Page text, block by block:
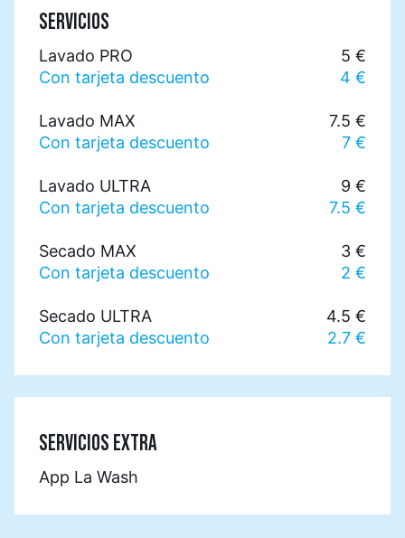
SERVICIOS
Lavado PRO
5 €
Con tarjeta descuento
4 €
Lavado MAX
7.5 €
Con tarjeta descuento
7 €
Lavado ULTRA
9 €
Con tarjeta descuento
7.5 €
Secado MAX
3 €
Con tarjeta descuento
2 €
Secado ULTRA
4.5 €
Con tarjeta descuento
2.7 €
SERVICIOS EXTRA
App La Wash